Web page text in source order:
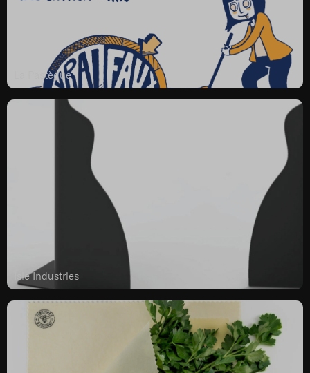
La Pastèque
Isle Industries